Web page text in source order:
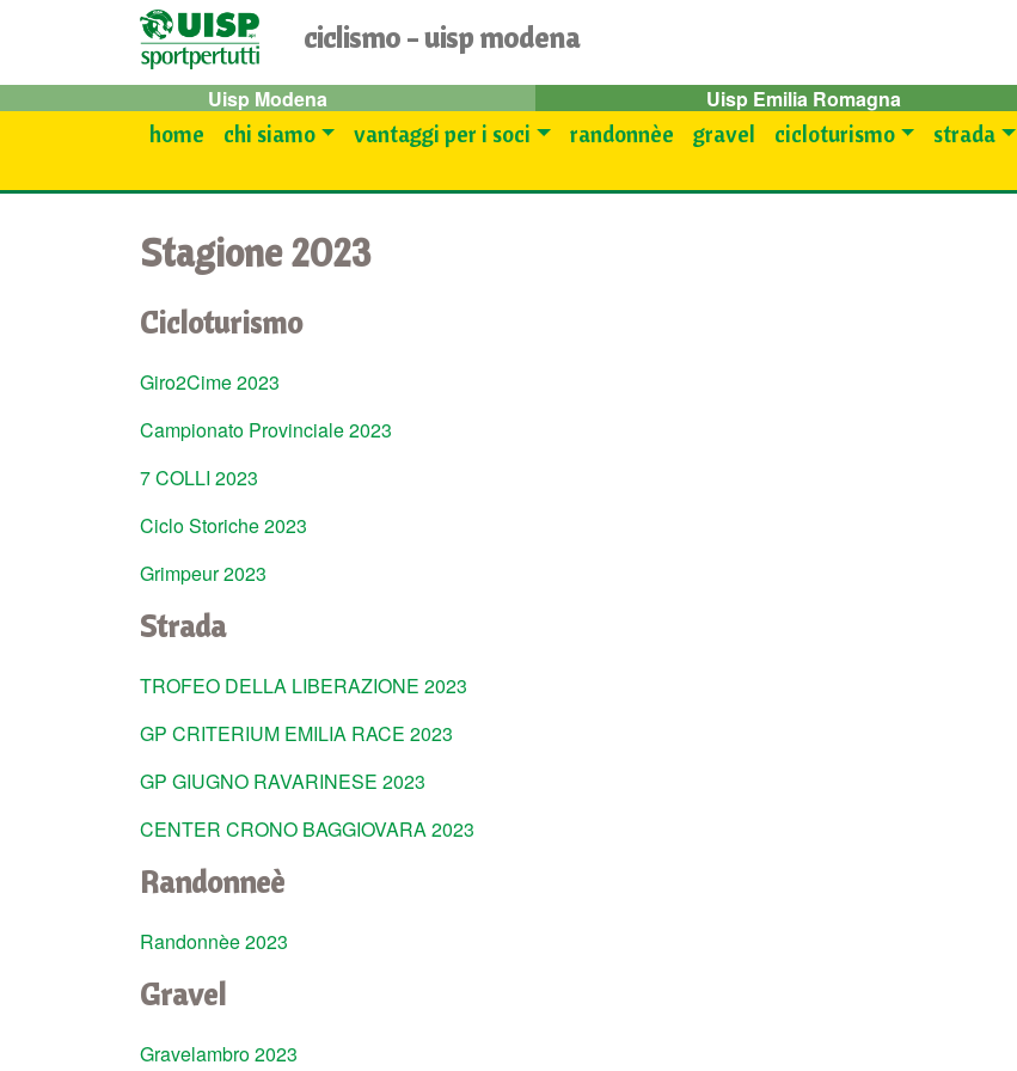
ciclismo - uisp modena
Uisp Modena Uisp Emilia Romagna
home chi siamo vantaggi per i soci randonnèe gravel cicloturismo strada
Stagione 2023
Cicloturismo
Giro2Cime 2023
Campionato Provinciale 2023
7 COLLI 2023
Ciclo Storiche 2023
Grimpeur 2023
Strada
TROFEO DELLA LIBERAZIONE 2023
GP CRITERIUM EMILIA RACE 2023
GP GIUGNO RAVARINESE 2023
CENTER CRONO BAGGIOVARA 2023
Randonneè
Randonnèe 2023
Gravel
Gravelambro 2023